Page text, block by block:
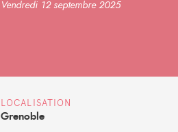
Vendredi 12 septembre 2025
LOCALISATION
Grenoble